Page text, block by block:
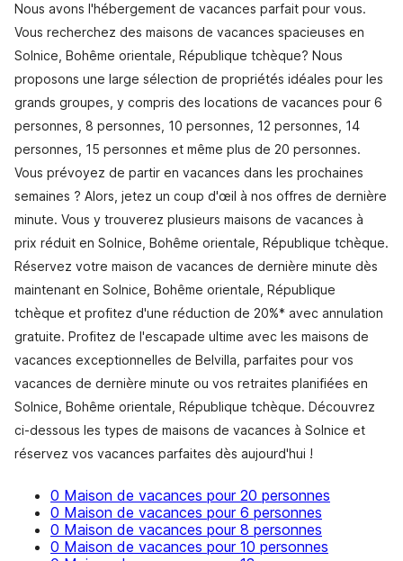
Nous avons l'hébergement de vacances parfait pour vous.
Vous recherchez des maisons de vacances spacieuses en
Solnice, Bohême orientale, République tchèque? Nous
proposons une large sélection de propriétés idéales pour les
grands groupes, y compris des locations de vacances pour 6
personnes, 8 personnes, 10 personnes, 12 personnes, 14
personnes, 15 personnes et même plus de 20 personnes.
Vous prévoyez de partir en vacances dans les prochaines
semaines ? Alors, jetez un coup d'œil à nos offres de dernière
minute. Vous y trouverez plusieurs maisons de vacances à
prix réduit en Solnice, Bohême orientale, République tchèque.
Réservez votre maison de vacances de dernière minute dès
maintenant en Solnice, Bohême orientale, République
tchèque et profitez d'une réduction de 20%* avec annulation
gratuite. Profitez de l'escapade ultime avec les maisons de
vacances exceptionnelles de Belvilla, parfaites pour vos
vacances de dernière minute ou vos retraites planifiées en
Solnice, Bohême orientale, République tchèque. Découvrez
ci-dessous les types de maisons de vacances à Solnice et
réservez vos vacances parfaites dès aujourd'hui !
0 Maison de vacances pour 20 personnes
0 Maison de vacances pour 6 personnes
0 Maison de vacances pour 8 personnes
0 Maison de vacances pour 10 personnes